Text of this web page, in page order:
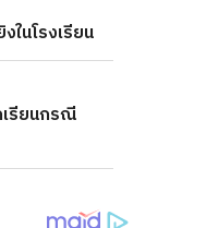
นโรงเรียน
รียนกรณี